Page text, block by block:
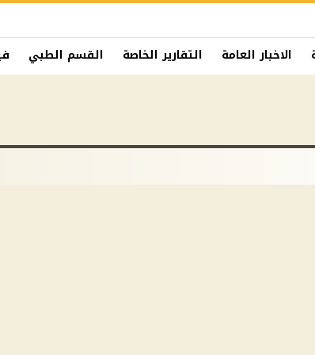
الاخبار العامة التقارير الخاصة القسم الطبي